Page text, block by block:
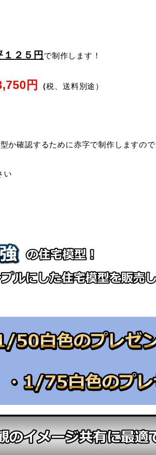
２５円 で制作します！
円 （税、送料別途）
か確認するために赤字で制作しますので
い